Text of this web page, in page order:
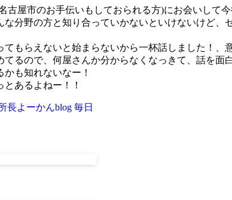
古屋市のお手伝いもしておられる方)にお会いして
な分野の方と知り合っていかないといけないけど
てもらえないと始まらないから一杯話しました！
るので、何屋さんか分からなくなっきて、話を面
も知れないなー！
あるよねー！！
長よーかんblog 毎日